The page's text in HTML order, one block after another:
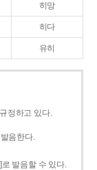
히망
히다
유히
정하고 있다.
음한다.
로 발음할 수 있다.